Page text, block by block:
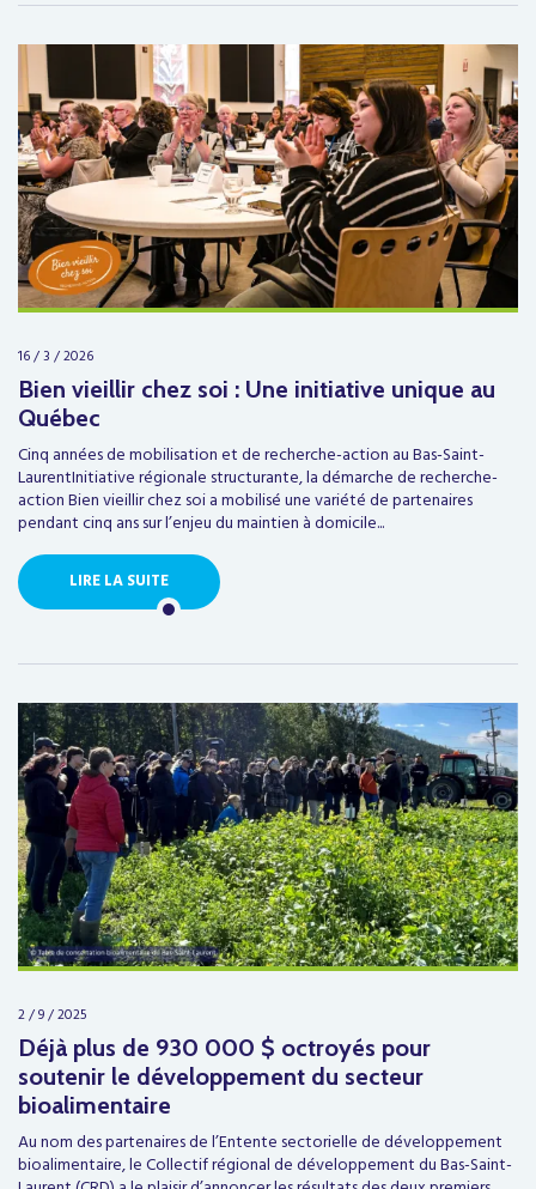
16 / 3 / 2026
Bien vieillir chez soi : Une initiative unique au
Québec
Cinq années de mobilisation et de recherche-action au Bas-Saint-
LaurentInitiative régionale structurante, la démarche de recherche-
action Bien vieillir chez soi a mobilisé une variété de partenaires
pendant cinq ans sur l’enjeu du maintien à domicile...
LIRE LA SUITE
2 / 9 / 2025
Déjà plus de 930 000 $ octroyés pour
soutenir le développement du secteur
bioalimentaire
Au nom des partenaires de l’Entente sectorielle de développement
bioalimentaire, le Collectif régional de développement du Bas-Saint-